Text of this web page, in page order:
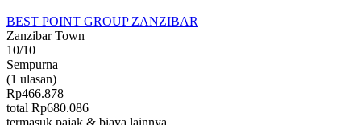
BEST POINT GROUP ZANZIBAR
Zanzibar Town
10/10
Sempurna
(1 ulasan)
Rp466.878
total Rp680.086
termasuk pajak & biaya lainnya